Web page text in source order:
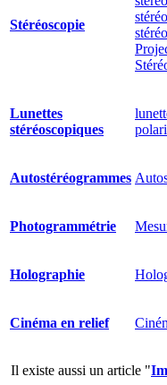
Stéréoscopie
Lunettes
stéréoscopiques
Autostéréogrammes
Photogrammétrie
Holographie
Cinéma en relief
Il existe aussi un article "